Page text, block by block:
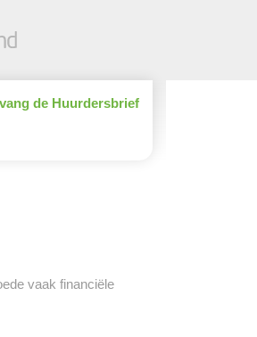
de Huurdersbrief
vaak financiële